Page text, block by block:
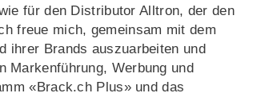
für den Distributor Alltron, der den
freue mich, gemeinsam mit dem
ihrer Brands auszuarbeiten und
Markenführung, Werbung und
«Brack.ch Plus» und das